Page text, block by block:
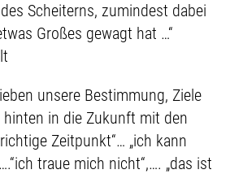
Scheiterns, zumindest dabei
Großes gewagt hat …“
unsere Bestimmung, Ziele
in die Zukunft mit den
Zeitpunkt“… „ich kann
traue mich nicht“,…. „das ist